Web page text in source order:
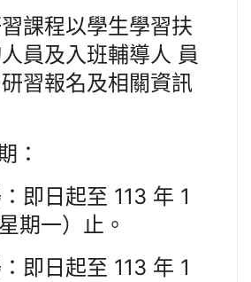
課程以學生學習扶
員及入班輔導人 員
習報名及相關資訊
：
即日起至 113 年 1
期一）止。
即日起至 113 年 1